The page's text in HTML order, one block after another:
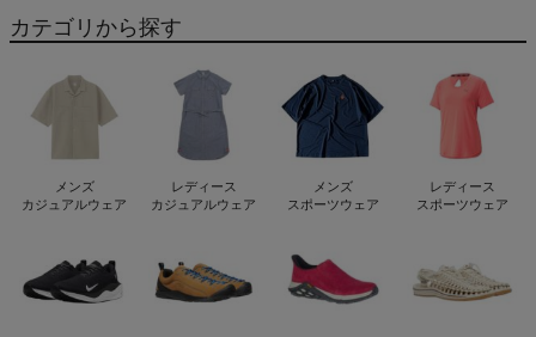
カテゴリから探す
メンズ
カジュアルウェア
レディース
カジュアルウェア
メンズ
スポーツウェア
レディース
スポーツウェア